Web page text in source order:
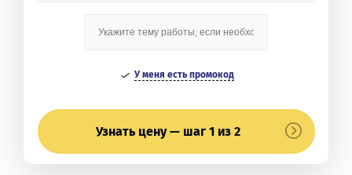
У меня есть промокод
Узнать цену — шаг 1 из 2